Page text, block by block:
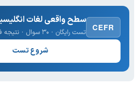
CEFR
سطح واقعی لغات
تست رایگان · ۳۰ سوال · نتیجه فوری
شروع تست